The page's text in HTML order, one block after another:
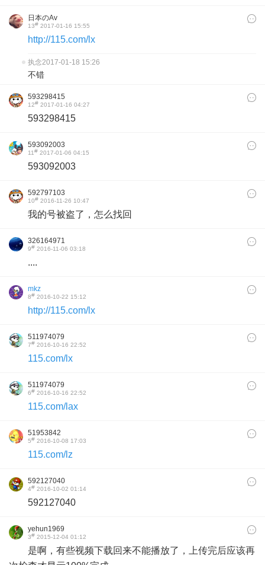
日本のAv
13# 2017-01-16 15:55
http://115.com/lx
执念2017-01-18 15:26
不错
593298415
12# 2017-01-16 04:27
593298415
593092003
11# 2017-01-06 04:15
593092003
592797103
10# 2016-11-26 10:47
我的号被盗了，怎么找回
326164971
9# 2016-11-06 03:18
....
mkz
8# 2016-10-22 15:12
http://115.com/lx
511974079
7# 2016-10-16 22:52
115.com/lx
511974079
6# 2016-10-16 22:52
115.com/lax
51953842
5# 2016-10-08 17:03
115.com/lz
592127040
4# 2016-10-02 01:14
592127040
yehun1969
3# 2015-12-04 01:12
是啊，有些视频下载回来不能播放了，上传完后应该再